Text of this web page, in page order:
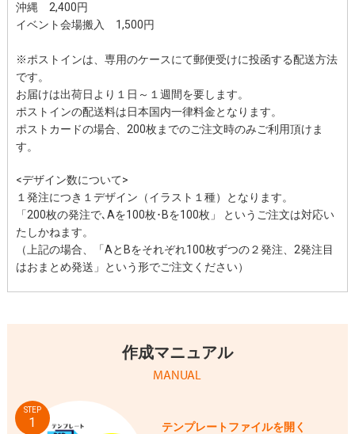
沖縄 2,400円
イベント会場搬入 1,500円
※ポストインは、専用のケースにて郵便受けに投函する配送方法
です。
お届けは出荷日より１日～１週間を要します。
ポストインの配送料は日本国内一律料金となります。
ポストカードの場合、200枚までのご注文時のみご利用頂けま
す。
<デザイン数について>
１発注につき１デザイン（イラスト１種）となります。
「200枚の発注で､Aを100枚･Bを100枚」 というご注文は対応い
たしかねます。
（上記の場合、「AとBをそれぞれ100枚ずつの２発注、2発注目
はおまとめ発送」という形でご注文ください）
作成マニュアル
MANUAL
STEP
1
テンプレートファイルを開く